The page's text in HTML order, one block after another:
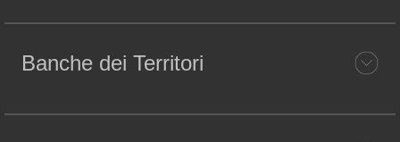
Banche dei Territori